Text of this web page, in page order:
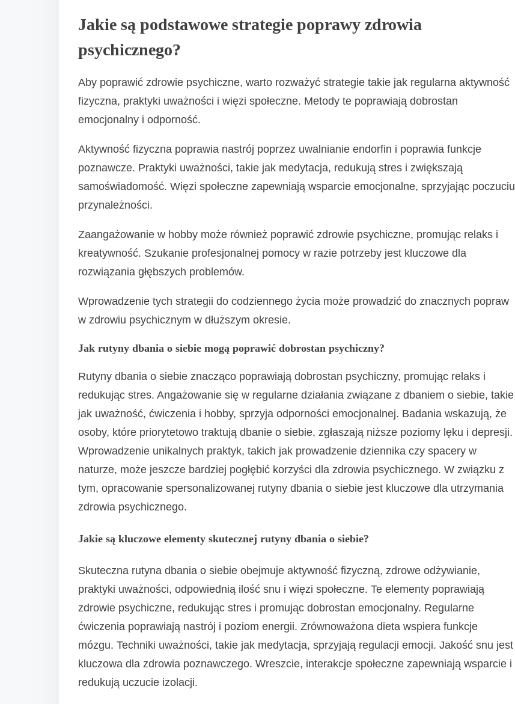
Jakie są podstawowe strategie poprawy zdrowia
psychicznego?
Aby poprawić zdrowie psychiczne, warto rozważyć strategie takie jak regularna aktywność
fizyczna, praktyki uważności i więzi społeczne. Metody te poprawiają dobrostan
emocjonalny i odporność.
Aktywność fizyczna poprawia nastrój poprzez uwalnianie endorfin i poprawia funkcje
poznawcze. Praktyki uważności, takie jak medytacja, redukują stres i zwiększają
samoświadomość. Więzi społeczne zapewniają wsparcie emocjonalne, sprzyjając poczuciu
przynależności.
Zaangażowanie w hobby może również poprawić zdrowie psychiczne, promując relaks i
kreatywność. Szukanie profesjonalnej pomocy w razie potrzeby jest kluczowe dla
rozwiązania głębszych problemów.
Wprowadzenie tych strategii do codziennego życia może prowadzić do znacznych popraw
w zdrowiu psychicznym w dłuższym okresie.
Jak rutyny dbania o siebie mogą poprawić dobrostan psychiczny?
Rutyny dbania o siebie znacząco poprawiają dobrostan psychiczny, promując relaks i
redukując stres. Angażowanie się w regularne działania związane z dbaniem o siebie, takie
jak uważność, ćwiczenia i hobby, sprzyja odporności emocjonalnej. Badania wskazują, że
osoby, które priorytetowo traktują dbanie o siebie, zgłaszają niższe poziomy lęku i depresji.
Wprowadzenie unikalnych praktyk, takich jak prowadzenie dziennika czy spacery w
naturze, może jeszcze bardziej pogłębić korzyści dla zdrowia psychicznego. W związku z
tym, opracowanie spersonalizowanej rutyny dbania o siebie jest kluczowe dla utrzymania
zdrowia psychicznego.
Jakie są kluczowe elementy skutecznej rutyny dbania o siebie?
Skuteczna rutyna dbania o siebie obejmuje aktywność fizyczną, zdrowe odżywianie,
praktyki uważności, odpowiednią ilość snu i więzi społeczne. Te elementy poprawiają
zdrowie psychiczne, redukując stres i promując dobrostan emocjonalny. Regularne
ćwiczenia poprawiają nastrój i poziom energii. Zrównoważona dieta wspiera funkcje
mózgu. Techniki uważności, takie jak medytacja, sprzyjają regulacji emocji. Jakość snu jest
kluczowa dla zdrowia poznawczego. Wreszcie, interakcje społeczne zapewniają wsparcie i
redukują uczucie izolacji.